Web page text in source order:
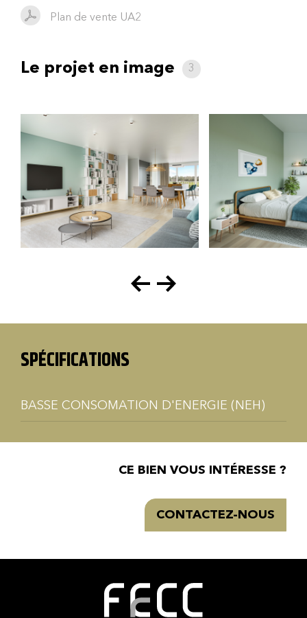
Plan de vente UA2
Le projet en image 3
SPÉCIFICATIONS
BASSE CONSOMATION D'ENERGIE (NEH)
CE BIEN VOUS INTÉRESSE ?
CONTACTEZ-NOUS